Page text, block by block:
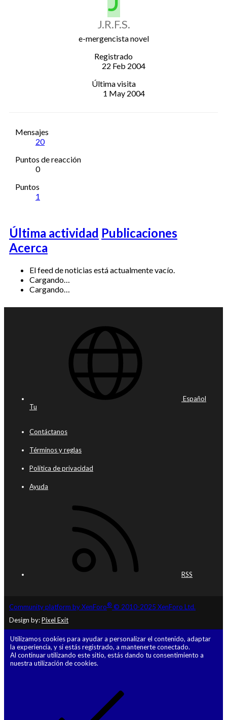
J.R.F.S.
e-mergencista novel
Registrado
22 Feb 2004
Última visita
1 May 2004
Mensajes
20
Puntos de reacción
0
Puntos
1
Última actividad Publicaciones
Acerca
El feed de noticias está actualmente vacío.
Cargando…
Cargando…
Español
Tu
Contáctanos
Términos y reglas
Política de privacidad
Ayuda
RSS
Community platform by XenForo® © 2010-2025 XenForo Ltd.
Design by:Pixel Exit
Utilizamos cookies para ayudar a personalizar el contenido, adaptar
la experiencia, y si estás registrado, a mantenerte conectado.
Al continuar utilizando este sitio, estás dando tu consentimiento a
nuestra utilización de cookies.